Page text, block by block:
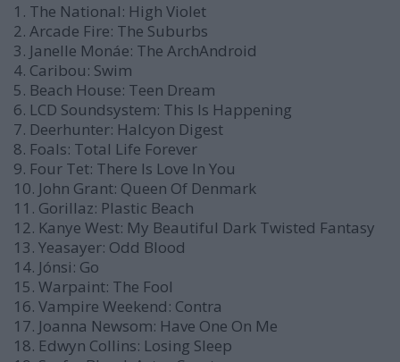
1. The National: High Violet
2. Arcade Fire: The Suburbs
3. Janelle Monáe: The ArchAndroid
4. Caribou: Swim
5. Beach House: Teen Dream
6. LCD Soundsystem: This Is Happening
7. Deerhunter: Halcyon Digest
8. Foals: Total Life Forever
9. Four Tet: There Is Love In You
10. John Grant: Queen Of Denmark
11. Gorillaz: Plastic Beach
12. Kanye West: My Beautiful Dark Twisted Fantasy
13. Yeasayer: Odd Blood
14. Jónsi: Go
15. Warpaint: The Fool
16. Vampire Weekend: Contra
17. Joanna Newsom: Have One On Me
18. Edwyn Collins: Losing Sleep